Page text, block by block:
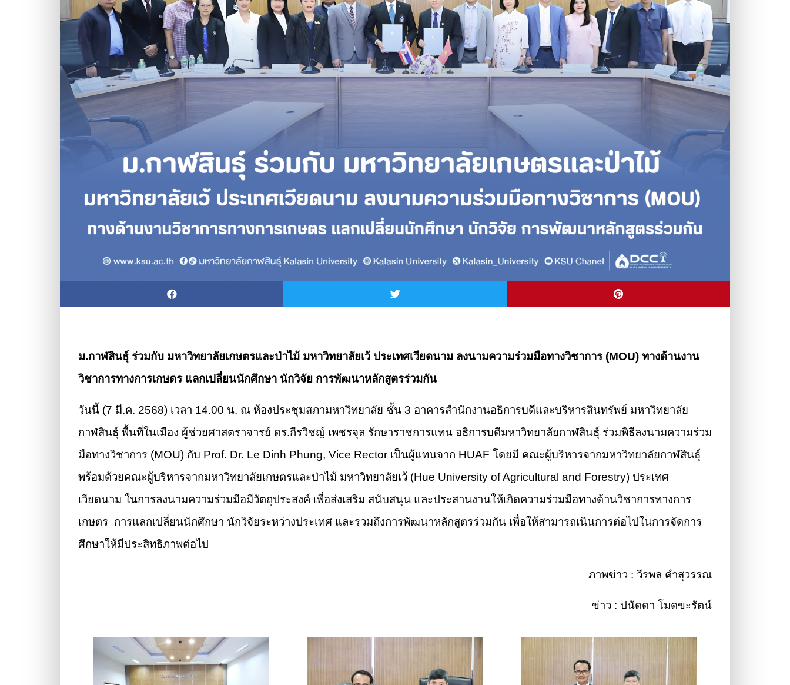
ม.กาฬสินธุ์ ร่วมกับ มหาวิทยาลัยเกษตรและป่าไม้ มหาวิทยาลัยเว้ ประเทศเวียดนาม ลงนามความร่วมมือทางวิชาการ (MOU) ทางด้านงาน
วิชาการทางการเกษตร แลกเปลี่ยนนักศึกษา นักวิจัย การพัฒนาหลักสูตรร่วมกัน
วันนี้ (7 มี.ค. 2568) เวลา 14.00 น. ณ ห้องประชุมสภามหาวิทยาลัย ชั้น 3 อาคารสำนักงานอธิการบดีและบริหารสินทรัพย์ มหาวิทยาลัย
กาฬสินธุ์ พื้นที่ในเมือง ผู้ช่วยศาสตราจารย์ ดร.กีรวิชญ์ เพชรจุล รักษาราชการแทน อธิการบดีมหาวิทยาลัยกาฬสินธุ์ ร่วมพิธีลงนามความร่วม
มือทางวิชาการ (MOU) กับ Prof. Dr. Le Dinh Phung, Vice Rector เป็นผู้แทนจาก HUAF โดยมี คณะผู้บริหารจากมหาวิทยาลัยกาฬสินธุ์
พร้อมด้วยคณะผู้บริหารจากมหาวิทยาลัยเกษตรและป่าไม้ มหาวิทยาลัยเว้ (Hue University of Agricultural and Forestry) ประเทศ
เวียดนาม ในการลงนามความร่วมมือมีวัตถุประสงค์ เพี่อส่งเสริม สนับสนุน และประสานงานให้เกิดความร่วมมือทางด้านวิชาการทางการ
เกษตร การแลกเปลี่ยนนักศึกษา นักวิจัยระหว่างประเทศ และรวมถึงการพัฒนาหลักสูตรร่วมกัน เพื่อให้สามารถเนินการต่อไปในการจัดการ
ศึกษาให้มีประสิทธิภาพต่อไป
ภาพข่าว : วีรพล คำสุวรรณ
ข่าว : ปนัดดา โมดขะรัตน์